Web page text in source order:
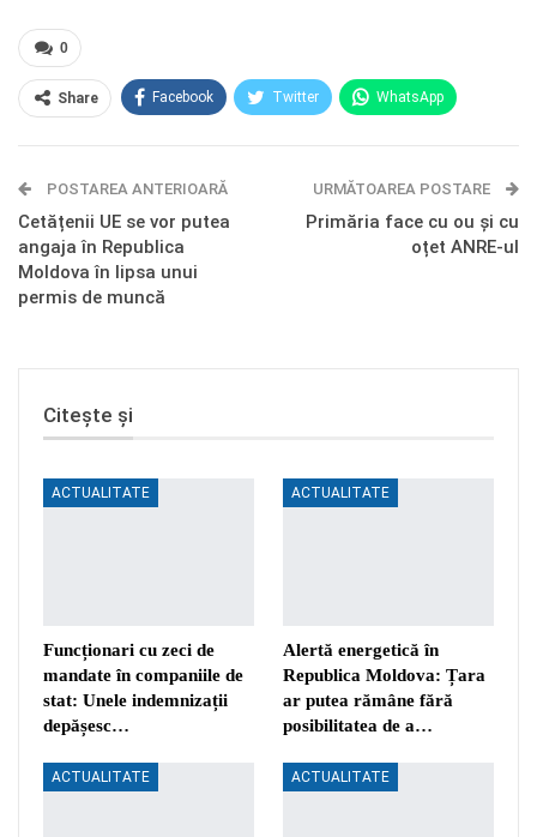
0
Share Facebook Twitter WhatsApp
Telegram OK.ru
POSTAREA ANTERIOARĂ
Cetățenii UE se vor putea
angaja în Republica
Moldova în lipsa unui
permis de muncă
URMĂTOAREA POSTARE
Primăria face cu ou și cu
oțet ANRE-ul
Citește și
ACTUALITATE
Funcționari cu zeci de
mandate în companiile de
stat: Unele indemnizații
depășesc…
ACTUALITATE
Alertă energetică în
Republica Moldova: Țara
ar putea rămâne fără
posibilitatea de a…
ACTUALITATE ACTUALITATE